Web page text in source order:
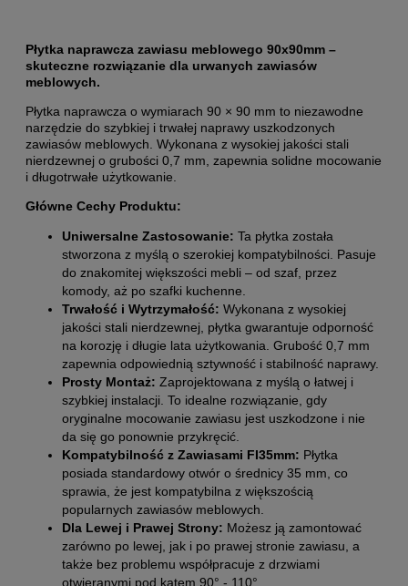
Płytka naprawcza zawiasu meblowego 90x90mm –
skuteczne rozwiązanie dla urwanych zawiasów
meblowych.
Płytka naprawcza o wymiarach 90 × 90 mm to niezawodne
narzędzie do szybkiej i trwałej naprawy uszkodzonych
zawiasów meblowych. Wykonana z wysokiej jakości stali
nierdzewnej o grubości 0,7 mm, zapewnia solidne mocowanie
i długotrwałe użytkowanie.
Główne Cechy Produktu:
Uniwersalne Zastosowanie: Ta płytka została
stworzona z myślą o szerokiej kompatybilności. Pasuje
do znakomitej większości mebli – od szaf, przez
komody, aż po szafki kuchenne.
Trwałość i Wytrzymałość: Wykonana z wysokiej
jakości stali nierdzewnej, płytka gwarantuje odporność
na korozję i długie lata użytkowania. Grubość 0,7 mm
zapewnia odpowiednią sztywność i stabilność naprawy.
Prosty Montaż: Zaprojektowana z myślą o łatwej i
szybkiej instalacji. To idealne rozwiązanie, gdy
oryginalne mocowanie zawiasu jest uszkodzone i nie
da się go ponownie przykręcić.
Kompatybilność z Zawiasami FI35mm: Płytka
posiada standardowy otwór o średnicy 35 mm, co
sprawia, że jest kompatybilna z większością
popularnych zawiasów meblowych.
Dla Lewej i Prawej Strony: Możesz ją zamontować
zarówno po lewej, jak i po prawej stronie zawiasu, a
także bez problemu współpracuje z drzwiami
otwieranymi pod kątem 90° - 110°.